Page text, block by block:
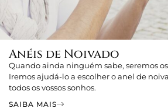
Anéis de Noivado
Quando ainda ninguém sabe, seremos
Iremos ajudá-lo a escolher o anel de
todos os vossos sonhos.
SAIBA MAIS